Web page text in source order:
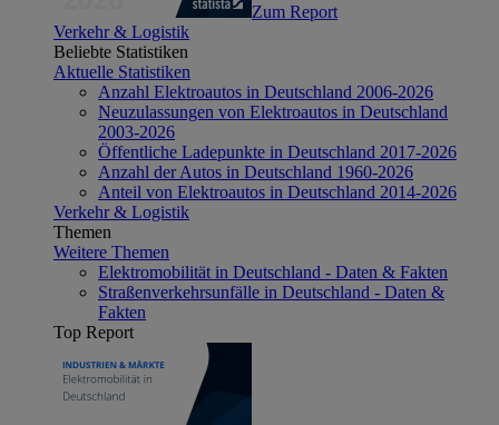
Zum Report
Verkehr & Logistik
Beliebte Statistiken
Aktuelle Statistiken
Anzahl Elektroautos in Deutschland 2006-2026
Neuzulassungen von Elektroautos in Deutschland
2003-2026
Öffentliche Ladepunkte in Deutschland 2017-2026
Anzahl der Autos in Deutschland 1960-2026
Anteil von Elektroautos in Deutschland 2014-2026
Verkehr & Logistik
Themen
Weitere Themen
Elektromobilität in Deutschland - Daten & Fakten
Straßenverkehrsunfälle in Deutschland - Daten &
Fakten
Top Report